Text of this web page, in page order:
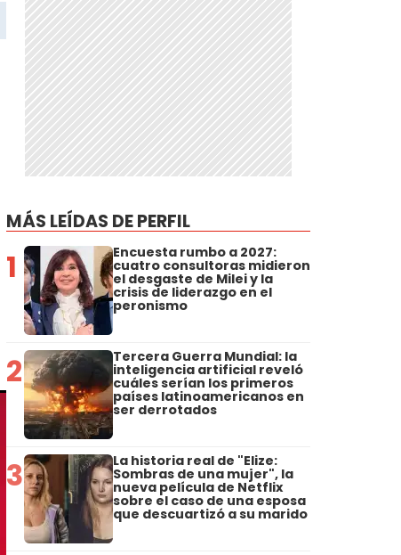
MÁS LEÍDAS DE PERFIL
1 Encuesta rumbo a 2027:
cuatro consultoras midieron
el desgaste de Milei y la
crisis de liderazgo en el
peronismo
2 Tercera Guerra Mundial: la
inteligencia artificial reveló
cuáles serían los primeros
países latinoamericanos en
ser derrotados
3 La historia real de "Elize:
Sombras de una mujer", la
nueva película de Netflix
sobre el caso de una esposa
que descuartizó a su marido